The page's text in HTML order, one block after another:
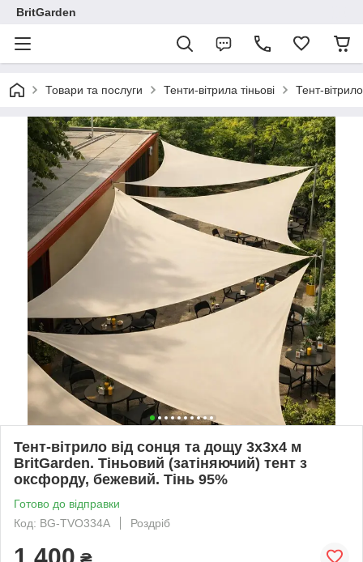
BritGarden
Товари та послуги Тенти-вітрила тіньові Тент-
Тент-вітрило від сонця та дощу 3х3х4 м
BritGarden. Тіньовий (затіняючий) тент з
оксфорду, бежевий. Тінь 95%
Готово до відправки
Код: BG-TVO334А
Роздріб
1 400